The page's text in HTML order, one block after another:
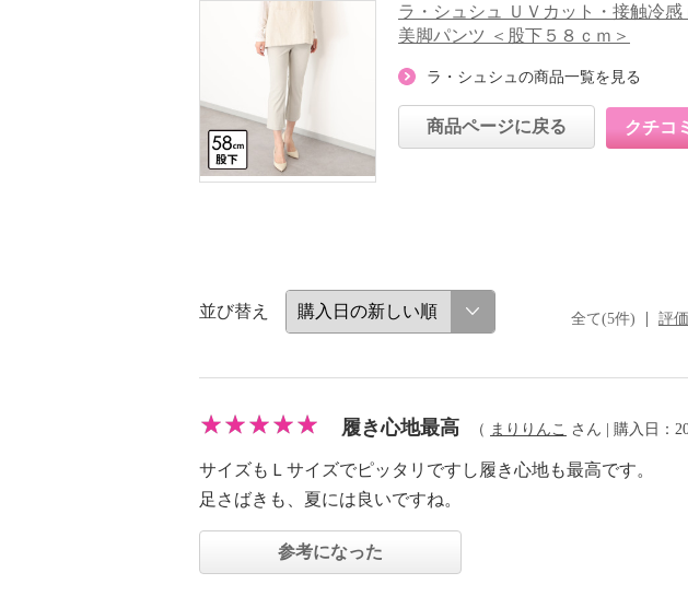
ラ・シュシュ ＵＶカット・接触冷
美脚パンツ ＜股下５８ｃｍ＞
ラ・シュシュの商品一覧を見る
商品ページに戻る クチコ
並び替え 全て(5件) 評
履き心地最高 （ まりりんこ さん | 購入日：
サイズもＬサイズでピッタリですし履き心地も最高です。
足さばきも、夏には良いですね。
参考になった